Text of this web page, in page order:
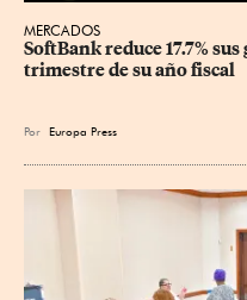
MERCADOS
SoftBank reduce 17.7%
trimestre de su año fiscal
Por Europa Press